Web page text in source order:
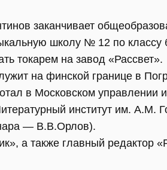
заканчивает
школу № 12 по классу
токарем на завод «Рассвет».
на финской границе в
в Московском управлении
институт им. А.М.
— В.В.Орлов).
а также главный редактор